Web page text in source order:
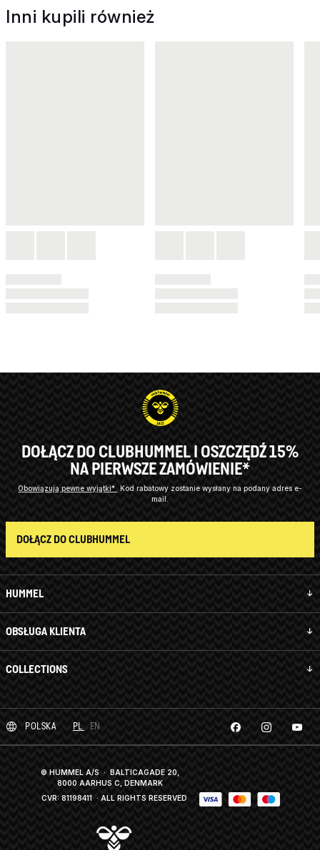
Inni kupili również
HUMMEL
OBSŁUGA KLIENTA
COLLECTIONS
DOŁĄCZ DO CLUBHUMMEL I OSZCZĘDŹ 15%
NA PIERWSZE ZAMÓWIENIE*
Obowiązują pewne wyjątki*
Kod rabatowy zostanie wysłany na podany adres e-
mail.
DOŁĄCZ DO CLUBHUMMEL
POLSKA PL EN
© HUMMEL A/S · BALTICAGADE 20,
8000 AARHUS C, DENMARK
CVR: 81198411 · ALL RIGHTS RESERVED